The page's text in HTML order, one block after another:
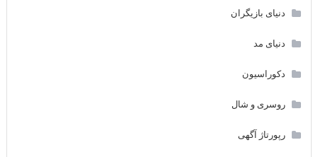
دنیای بازیگران
دنیای مد
دکوراسیون
روسری و شال
رپورتاژ آگهی